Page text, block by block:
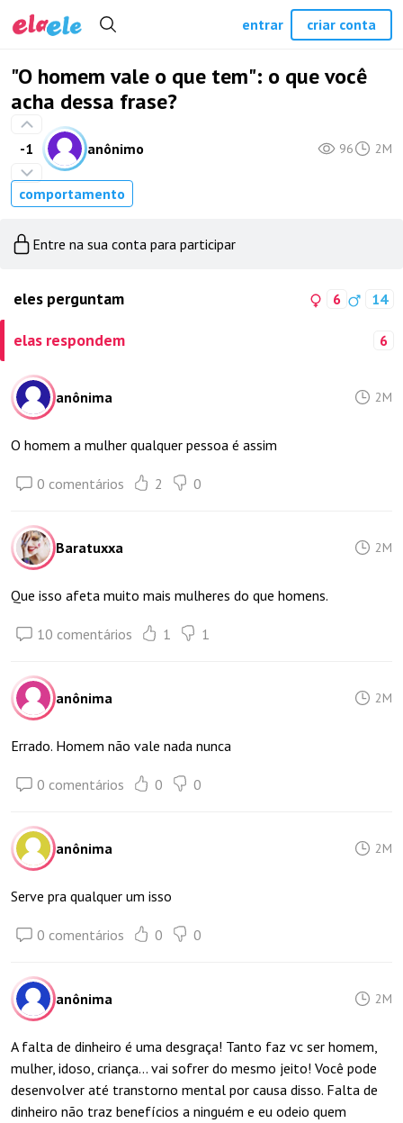
"O homem vale o que tem": o que você
acha dessa frase?
-1 anônimo 96 2M
comportamento
Entre na sua conta para participar
eles perguntam 6 14
elas respondem 6
anônima 2M
O homem a mulher qualquer pessoa é assim
0 comentários 2 0
Baratuxxa 2M
Que isso afeta muito mais mulheres do que homens.
10 comentários 1 1
anônima 2M
Errado. Homem não vale nada nunca
0 comentários 0 0
anônima 2M
Serve pra qualquer um isso
0 comentários 0 0
anônima 2M
A falta de dinheiro é uma desgraça! Tanto faz vc ser homem,
mulher, idoso, criança… vai sofrer do mesmo jeito! Você pode
desenvolver até transtorno mental por causa disso. Falta de
dinheiro não traz benefícios a ninguém e eu odeio quem
entrar criar conta